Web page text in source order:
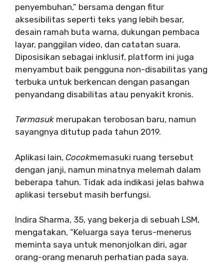
penyembuhan,” bersama dengan fitur
aksesibilitas seperti teks yang lebih besar,
desain ramah buta warna, dukungan pembaca
layar, panggilan video, dan catatan suara.
Diposisikan sebagai inklusif, platform ini juga
menyambut baik pengguna non-disabilitas yang
terbuka untuk berkencan dengan pasangan
penyandang disabilitas atau penyakit kronis.
Termasuk merupakan terobosan baru, namun
sayangnya ditutup pada tahun 2019.
Aplikasi lain, Cocokmemasuki ruang tersebut
dengan janji, namun minatnya melemah dalam
beberapa tahun. Tidak ada indikasi jelas bahwa
aplikasi tersebut masih berfungsi.
Indira Sharma, 35, yang bekerja di sebuah LSM,
mengatakan, “Keluarga saya terus-menerus
meminta saya untuk menonjolkan diri, agar
orang-orang menaruh perhatian pada saya.